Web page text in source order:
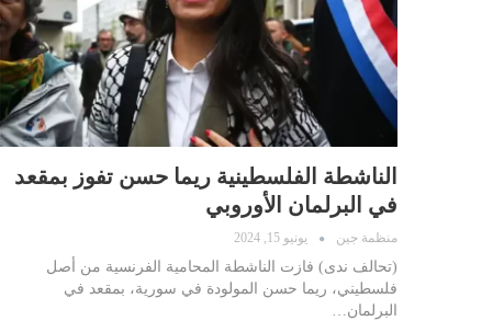
الناشطة الفلسطينية ريما حسن تفوز بمقعد
في البرلمان الأوروبي
منظمة جين يونيو 15, 2024
(تحالف ندى) فازت الناشطة المحامية الفرنسية من أصل
فلسطيني، ريما حسن المولودة في سورية، بمقعد في
البرلمان…